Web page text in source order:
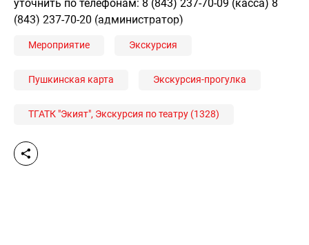
уточнить по телефонам: 8 (843) 237-70-09 (касса) 8
(843) 237-70-20 (администратор)
Мероприятие Экскурсия
Пушкинская карта Экскурсия-прогулка
ТГАТК "Экият", Экскурсия по театру (1328)